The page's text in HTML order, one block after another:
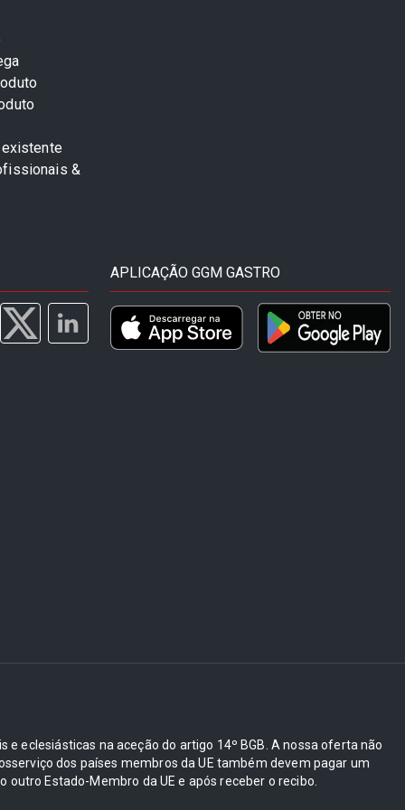
&
APLICAÇÃO GGM GASTRO
eclesiásticas na aceção do artigo 14º BGB. A nossa oferta não
dos países membros da UE também devem pagar um
Estado-Membro da UE e após receber o recibo.